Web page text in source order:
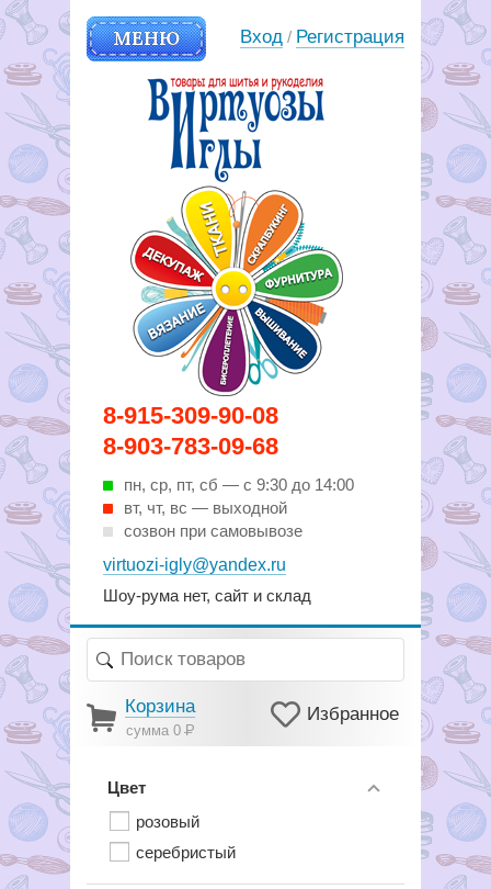
8-915-309-90-08
8-903-783-09-68
пн, ср, пт, cб — с 9:30 до 14:00
вт, чт, вс — выходной
созвон при самовывозе
virtuozi-igly@yandex.ru
Шоу-рума нет, сайт и склад
МЕНЮ
Вирутозы иглы. Товары для
шитья и рукоделья
Вход / Регистрация
Корзина
сумма 0Р
Избранное
Цвет
розовый
серебристый